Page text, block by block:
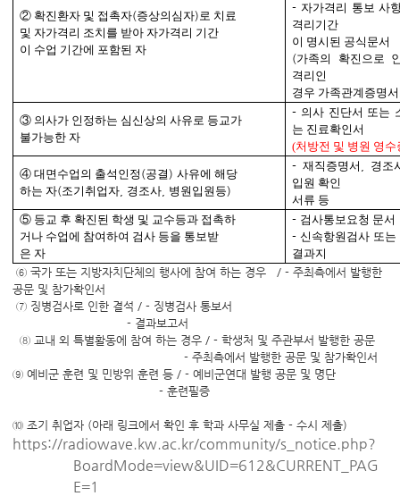
② 확진환자 및 접촉자(증상의심자)로 치료
및 자가격리 조치를 받아 자가격리 기간
이 수업 기간에 포함된 자
-자가격리 통보 사
격리기간
이 명시된 공식문서
(가족의 확진으로
격리인
경우 가족관계증명
③ 의사가 인정하는 심신상의 사유로 등교가
불가능한 자
- 의사 진단서 또는
는 진료확인서
(처방전 및 병원 영수
④ 대면수업의 출석인정 (공결) 사유에 해당
하는 자(조기취업자, 경조사, 병원입원등)
-재직증명서
경
입원 확인
서류 등
⑤ 등교 후 확진된 학생 및 교수등과 접촉하
거나 수업에 참여하여 검사 등을 통보받
은 자
- 검사통보요청 문서
-신속항원검사 또는
결과지
⑥ 국가 또는 지방자치단체의 행사에 참여 하는 경우 / - 주최측에서 발행한
공문 및 참가확인서
⑦ 징병검사로 인한 결석 / - 징병검사 통보서
- 결과보고서
⑧ 교내 외 특별활동에 참여 하는 경우 / - 학생처 및 주관부서 발행한 공문
- 주최측에서 발행한 공문 및 참가확인서
⑨ 예비군 훈련 및 민방위 훈련 등 / - 예비군연대 발행 공문 및 명단
- 훈련필증
⑩ 조기 취업자 (아래 링크에서 확인 후 학과 사무실 제출 - 수시 제출)
https://radiowave.kw.ac.kr/community/s_notice.php?
BoardMode=view&UID=612&CURRENT_PAG
E=1